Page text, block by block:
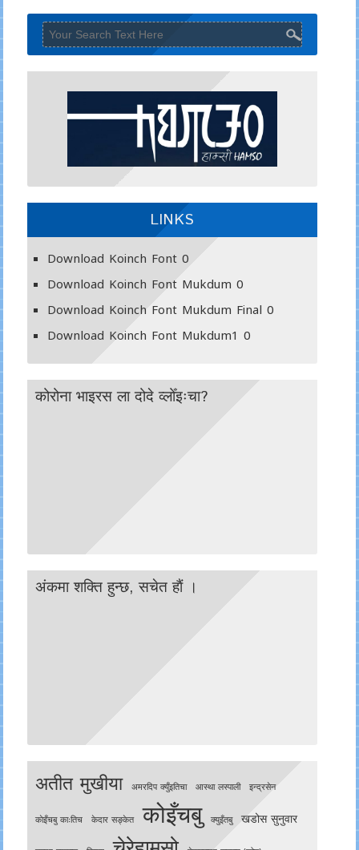
LINKS
Download Koinch Font0
Download Koinch Font Mukdum 0
Download Koinch Font Mukdum Final 0
Download Koinch Font Mukdum1 0
कोरोना भाइरस ला दोदे व्लोँइःचा?
अंकमा शक्ति हुन्छ, सचेत हाैं ।
अतीत मुखीया अमरदिप क्युँइतिचा आस्था लस्पाली इन्द्रसेन
काेइँचबु काःतिच केदार सङ्केत कोइँचबु क्युइँतबु खडोस सुनुवार